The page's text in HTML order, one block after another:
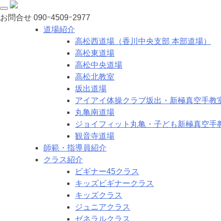
お問合せ 090ｰ4509ｰ2977
道場紹介
高松西道場（香川中央支部 本部道場）
高松東道場
高松中央道場
高松北教室
坂出道場
アイアイ体操クラブ坂出・新極真空手教
丸亀南道場
ジョイフィット丸亀・子ども新極真空手
観音寺道場
師範・指導員紹介
クラス紹介
ビギナー45クラス
キッズビギナークラス
キッズクラス
ジュニアクラス
ゼネラルクラス